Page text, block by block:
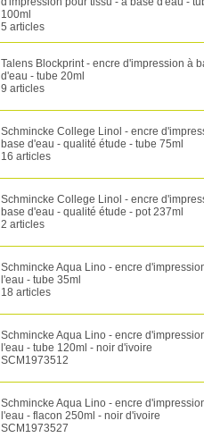
100ml
5 articles
Talens Blockprint - encre d'impression à
d'eau - tube 20ml
9 articles
Schmincke College Linol - encre
base d'eau - qualité étude - tube 75ml
16 articles
Schmincke College Linol - encre
base d'eau - qualité étude - pot 237ml
2 articles
Schmincke Aqua Lino - encre
l'eau - tube 35ml
18 articles
Schmincke Aqua Lino - encre
l'eau - tube 120ml - noir d'ivoire
SCM1973512
Schmincke Aqua Lino - encre
l'eau - flacon 250ml - noir d'ivoire
SCM1973527